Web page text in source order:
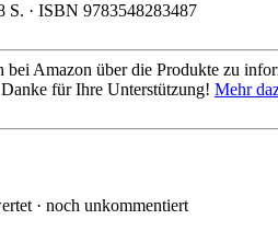
S. · ISBN 9783548283487
Amazon über die Produkte zu
für Ihre Unterstützung! Mehr
· noch unkommentiert